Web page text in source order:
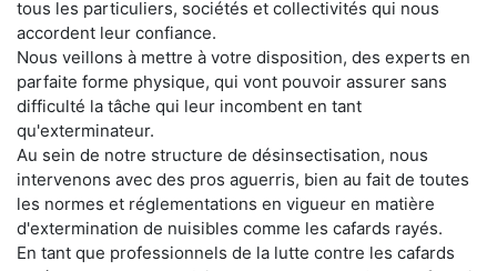
tous les particuliers, sociétés et collectivités qui nous
accordent leur confiance.
Nous veillons à mettre à votre disposition, des experts en
parfaite forme physique, qui vont pouvoir assurer sans
difficulté la tâche qui leur incombent en tant
qu'exterminateur.
Au sein de notre structure de désinsectisation, nous
intervenons avec des pros aguerris, bien au fait de toutes
les normes et réglementations en vigueur en matière
d'extermination de nuisibles comme les cafards rayés.
En tant que professionnels de la lutte contre les cafards